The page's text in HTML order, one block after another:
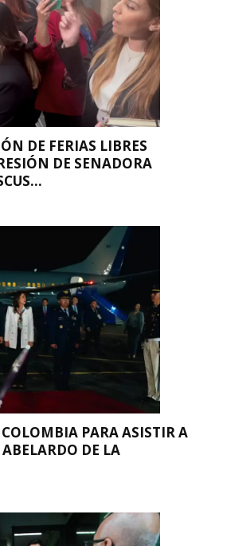
DE FERIAS LIBRES
DE SENADORA
PARA ASISTIR A
DE LA